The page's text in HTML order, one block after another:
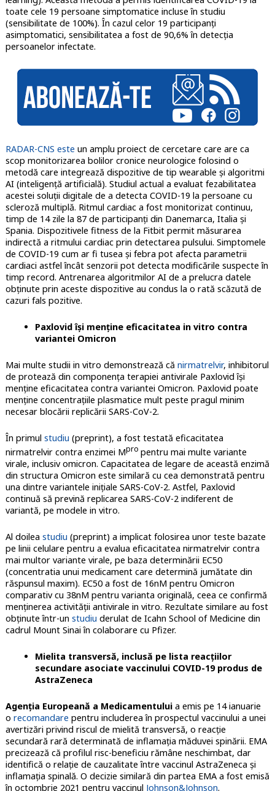
toate cele 19 persoane simptomatice incluse în studiu
(sensibilitate de 100%). În cazul celor 19 participanți
asimptomatici, sensibilitatea a fost de 90,6% în detecția
persoanelor infectate.
RADAR-CNS este un amplu proiect de cercetare care are ca
scop monitorizarea bolilor cronice neurologice folosind o
metodă care integrează dispozitive de tip wearable și algoritmi
AI (inteligență artificială). Studiul actual a evaluat fezabilitatea
acestei soluții digitale de a detecta COVID-19 la persoane cu
scleroză multiplă. Ritmul cardiac a fost monitorizat continuu,
timp de 14 zile la 87 de participanți din Danemarca, Italia și
Spania. Dispozitivele fitness de la Fitbit permit măsurarea
indirectă a ritmului cardiac prin detectarea pulsului. Simptomele
de COVID-19 cum ar fi tusea și febra pot afecta parametrii
cardiaci astfel încât senzorii pot detecta modificările suspecte în
timp record. Antrenarea algoritmilor AI de a prelucra datele
obținute prin aceste dispozitive au condus la o rată scăzută de
cazuri fals pozitive.
Paxlovid își menține eficacitatea in vitro contra
variantei Omicron
Mai multe studii in vitro demonstrează că nirmatrelvir, inhibitorul
de protează din componența terapiei antivirale Paxlovid își
menține eficacitatea contra variantei Omicron. Paxlovid poate
menține concentrațiile plasmatice mult peste pragul minim
necesar blocării replicării SARS-CoV-2.
În primul studiu (preprint), a fost testată eficacitatea
nirmatrelvir contra enzimei Mpro pentru mai multe variante
virale, inclusiv omicron. Capacitatea de legare de această enzimă
din structura Omicron este similară cu cea demonstrată pentru
una dintre variantele inițiale SARS-CoV-2. Astfel, Paxlovid
continuă să prevină replicarea SARS-CoV-2 indiferent de
variantă, pe modele in vitro.
Al doilea studiu (preprint) a implicat folosirea unor teste bazate
pe linii celulare pentru a evalua eficacitatea nirmatrelvir contra
mai multor variante virale, pe baza determinării EC50
(concentratia unui medicament care determină jumătate din
răspunsul maxim). EC50 a fost de 16nM pentru Omicron
comparativ cu 38nM pentru varianta originală, ceea ce confirmă
menținerea activității antivirale in vitro. Rezultate similare au fost
obținute într-un studiu derulat de Icahn School of Medicine din
cadrul Mount Sinai în colaborare cu Pfizer.
Mielita transversă, inclusă pe lista reacțiilor
secundare asociate vaccinului COVID-19 produs de
AstraZeneca
Agenția Europeană a Medicamentului a emis pe 14 ianuarie
o recomandare pentru includerea în prospectul vaccinului a unei
avertizări privind riscul de mielită transversă, o reacție
secundară rară determinată de inflamația măduvei spinării. EMA
precizează că profilul risc-beneficiu rămâne neschimbat, dar
identifică o relație de cauzalitate între vaccinul AstraZeneca și
inflamația spinală. O decizie similară din partea EMA a fost emisă
în octombrie 2021 pentru vaccinul Johnson&Johnson.